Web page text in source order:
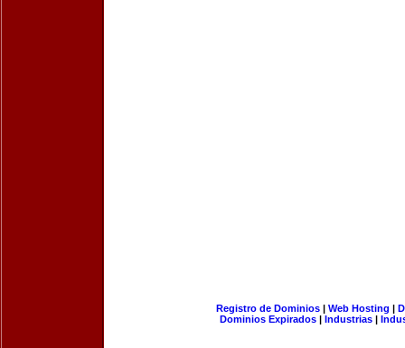
Registro de Dominios| Web Hosting |
Dominios Expirados | Industrias |